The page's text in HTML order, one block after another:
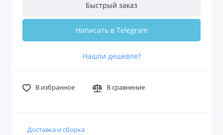
Быстрый заказ
Написать в Telegram
Нашли дешевле?
В избранное В сравнение
Доставка и сборка